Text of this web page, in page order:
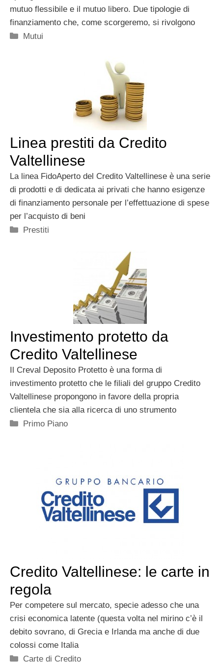
mutuo flessibile e il mutuo libero. Due tipologie di
finanziamento che, come scorgeremo, si rivolgono
Categorie
Mutui
Linea prestiti da Credito
Valtellinese
La linea FidoAperto del Credito Valtellinese è una serie
di prodotti e di dedicata ai privati che hanno esigenze
di finanziamento personale per l’effettuazione di spese
per l’acquisto di beni
Categorie
Prestiti
Investimento protetto da
Credito Valtellinese
Il Creval Deposito Protetto è una forma di
investimento protetto che le filiali del gruppo Credito
Valtellinese propongono in favore della propria
clientela che sia alla ricerca di uno strumento
Categorie
Primo Piano
Credito Valtellinese: le carte in
regola
Per competere sul mercato, specie adesso che una
crisi economica latente (questa volta nel mirino c’è il
debito sovrano, di Grecia e Irlanda ma anche di due
colossi come Italia
Categorie
Carte di Credito